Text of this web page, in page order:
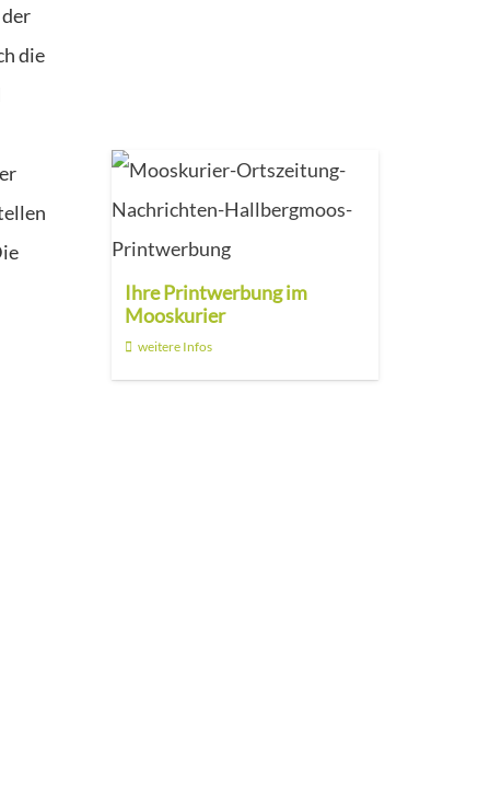
die
Ihre Printwerbung im
Mooskurier
weitere Infos